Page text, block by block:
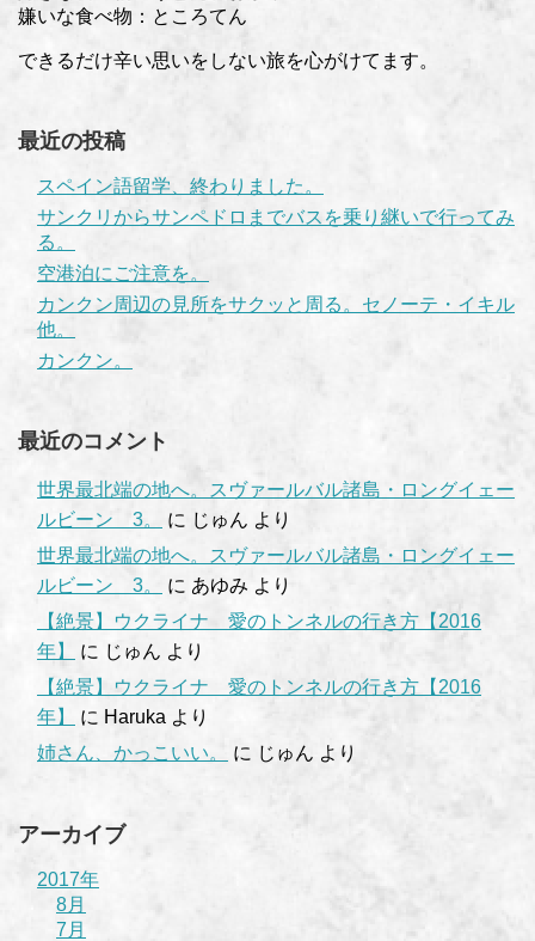
嫌いな食べ物：ところてん
できるだけ辛い思いをしない旅を心がけてます。
最近の投稿
スペイン語留学、終わりました。
サンクリからサンペドロまでバスを乗り継いで行ってみ
る。
空港泊にご注意を。
カンクン周辺の見所をサクッと周る。セノーテ・イキル
他。
カンクン。
最近のコメント
世界最北端の地へ。スヴァールバル諸島・ロングイェー
ルビーン 3。
に じゅん より
世界最北端の地へ。スヴァールバル諸島・ロングイェー
ルビーン 3。
に あゆみ より
【絶景】ウクライナ 愛のトンネルの行き方【2016
年】
に じゅん より
【絶景】ウクライナ 愛のトンネルの行き方【2016
年】
に Haruka より
姉さん、かっこいい。
に じゅん より
アーカイブ
2017年
8月
7月